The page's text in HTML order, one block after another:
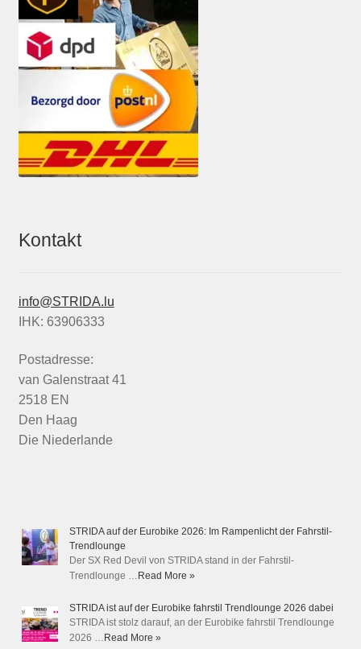
Kontakt
info@STRIDA.lu
IHK: 63906333
Postadresse:
van Galenstraat 41
2518 EN
Den Haag
Die Niederlande
STRIDA auf der Eurobike 2026: Im Rampenlicht der Fahrstil-
Trendlounge
Der SX Red Devil von STRIDA stand in der Fahrstil-
Trendlounge … Read More »
STRIDA ist auf der Eurobike fahrstil Trendlounge 2026 dabei
STRIDA ist stolz darauf, an der Eurobike fahrstil Trendlounge
2026 … Read More »